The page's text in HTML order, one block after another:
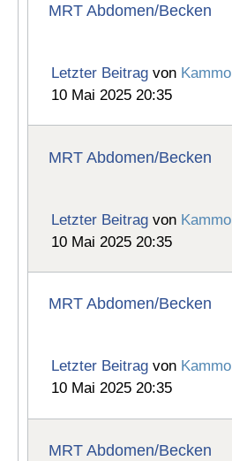
MRT Abdomen/Becken
Letzter Beitrag von Kammo
10 Mai 2025 20:35
MRT Abdomen/Becken
Letzter Beitrag von Kammo
10 Mai 2025 20:35
MRT Abdomen/Becken
Letzter Beitrag von Kammo
10 Mai 2025 20:35
MRT Abdomen/Becken